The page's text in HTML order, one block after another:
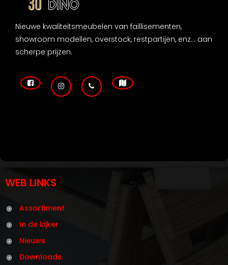
Nieuwe kwaliteitsmeubelen van faillisementen,
showroom modellen, overstock, restpartijen, enz... aan
scherpe prijzen.
WEB LINKS
Assortiment
In de kijker
Nieuws
Downloads